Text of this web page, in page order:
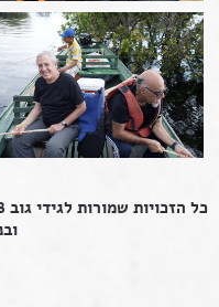
כל הזכויות שמורות לגידי גוב 2018 © |